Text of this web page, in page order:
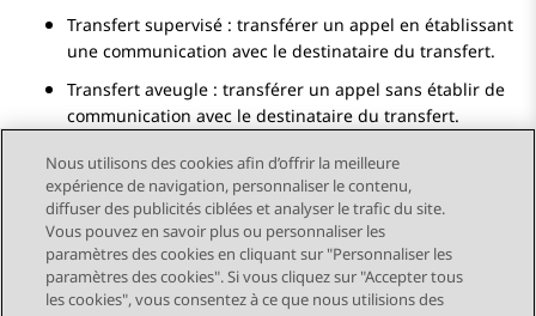
Transfert supervisé : transférer un appel en établissant
une communication avec le destinataire du transfert.
Transfert aveugle : transférer un appel sans établir de
communication avec le destinataire du transfert.
Send Feedback
Nous utilisons des cookies afin d’offrir la meilleure
expérience de navigation, personnaliser le contenu,
diffuser des publicités ciblées et analyser le trafic du site.
Vous pouvez en savoir plus ou personnaliser les
paramètres des cookies en cliquant sur "Personnaliser les
paramètres des cookies". Si vous cliquez sur "Accepter tous
les cookies", vous consentez à ce que nous utilisions des